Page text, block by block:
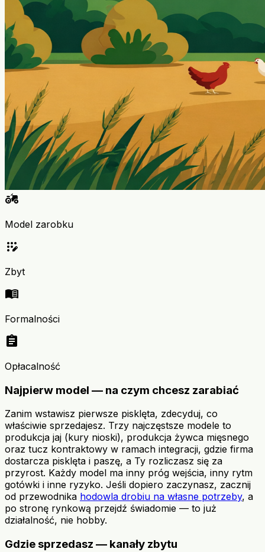
agriculture
Model zarobku
app_registration
Zbyt
menu_book
Formalności
assignment
Opłacalność
Najpierw model — na czym chcesz zarabiać
Zanim wstawisz pierwsze pisklęta, zdecyduj, co
właściwie sprzedajesz. Trzy najczęstsze modele to
produkcja jaj (kury nioski), produkcja żywca mięsnego
oraz tucz kontraktowy w ramach integracji, gdzie firma
dostarcza pisklęta i paszę, a Ty rozliczasz się za
przyrost. Każdy model ma inny próg wejścia, inny rytm
gotówki i inne ryzyko. Jeśli dopiero zaczynasz, zacznij
od przewodnika hodowla drobiu na własne potrzeby, a
po stronę rynkową przejdź świadomie — to już
działalność, nie hobby.
Gdzie sprzedasz — kanały zbytu